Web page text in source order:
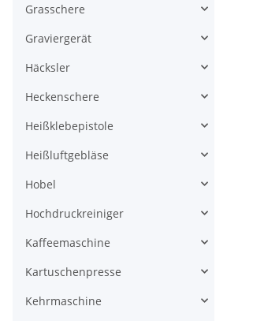
Grasschere
Graviergerät
Häcksler
Heckenschere
Heißklebepistole
Heißluftgebläse
Hobel
Hochdruckreiniger
Kaffeemaschine
Kartuschenpresse
Kehrmaschine